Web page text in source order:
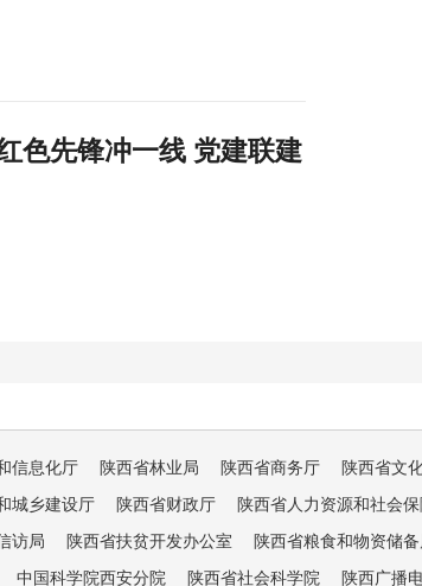
色先锋冲一线 党建联建
信息化厅 陕西省林业局 陕西省商务厅
陕西省文
城乡建设厅 陕西省财政厅 陕西省人力资源和社会
访局 陕西省扶贫开发办公室 陕西省粮食和物资储备
中国科学院西安分院 陕西省社会科学院 陕西广播